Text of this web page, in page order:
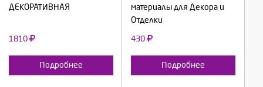
ДЕКОРАТИВНАЯ
1810
Подробнее
материалы для Декора и
Отделки
430
Подробнее